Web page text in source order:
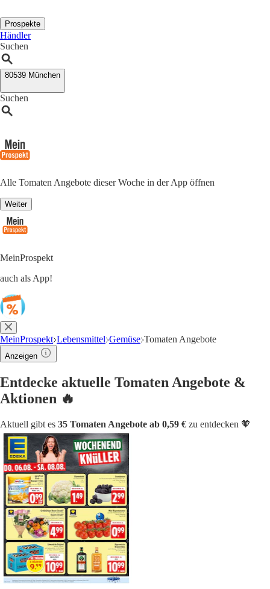
Prospekte
Händler
Suchen
80539 München
Suchen
Alle Tomaten Angebote dieser Woche in der App öffnen
Weiter
MeinProspekt
auch als App!
MeinProspekt Lebensmittel Gemüse Tomaten Angebote
Anzeigen
Entdecke aktuelle Tomaten Angebote &
Aktionen 🔥
Aktuell gibt es 35 Tomaten Angebote ab 0,59 € zu entdecken 🧡